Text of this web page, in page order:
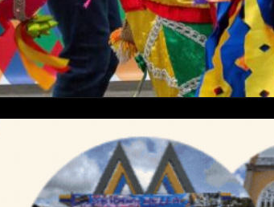
Ritmo,